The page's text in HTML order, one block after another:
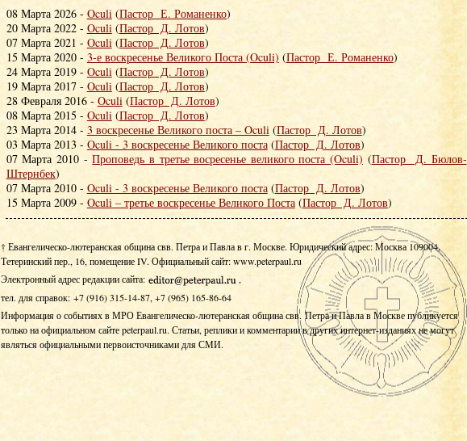
08 Марта 2026 - Oculi(Пастор Е. Романенко)
20 Марта 2022 - Oculi(Пастор Д. Лотов)
07 Марта 2021 - Oculi(Пастор Д. Лотов)
15 Марта 2020 - 3-е воскресенье Великого Поста (Oculi) (Пастор Е. Романенко)
24 Марта 2019 - Oculi(Пастор Д. Лотов)
19 Марта 2017 - Oculi(Пастор Д. Лотов)
28 Февраля 2016 - Oculi(Пастор Д. Лотов)
08 Марта 2015 - Oculi(Пастор Д. Лотов)
23 Марта 2014 - 3 воскресенье Великого поста – Oculi(Пастор Д. Лотов)
03 Марта 2013 - Oculi - 3 воскресенье Великого поста(Пастор Д. Лотов)
07 Марта 2010 -Проповедь в третье восресенье великого поста (Oculi) (Пастор Д. Бюлов-
Штернбек)
07 Марта 2010 - Oculi - 3 воскресенье Великого поста(Пастор Д. Лотов)
15 Марта 2009 - Oculi – третье воскресенье Великого Поста(Пастор Д. Лотов)
† Евангелическо-лютеранская община свв. Петра и Павла в г. Москве. Юридический адрес: Москва 109004,
Тетеринский пер., 16, помещение IV. Официальный сайт: www.peterpaul.ru
Электронный адрес редакции сайта:
,
тел. для справок: +7 (916) 315-14-87, +7 (965) 165-86-64
Информация о событиях в МРО Евангелическо-лютеранская община свв. Петра и Павла в Москве публикуется
только на официальном сайте peterpaul.ru. Статьи, реплики и комментарии в других интернет-изданиях не могут
являться официальными первоисточниками для СМИ.